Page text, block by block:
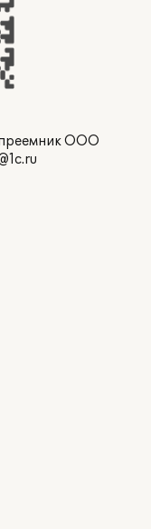
ООО